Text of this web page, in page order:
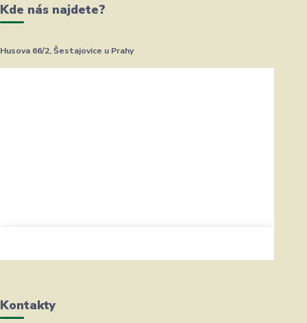
Kde nás najdete?
Husova 66/2, Šestajovice u Prahy
Kontakty